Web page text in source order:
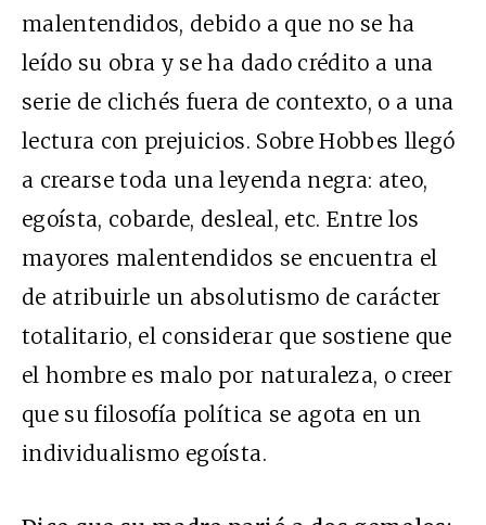
malentendidos, debido a que no se ha
leído su obra y se ha dado crédito a una
serie de clichés fuera de contexto, o a una
lectura con prejuicios. Sobre Hobbes llegó
a crearse toda una leyenda negra: ateo,
egoísta, cobarde, desleal, etc. Entre los
mayores malentendidos se encuentra el
de atribuirle un absolutismo de carácter
totalitario, el considerar que sostiene que
el hombre es malo por naturaleza, o creer
que su filosofía política se agota en un
individualismo egoísta.